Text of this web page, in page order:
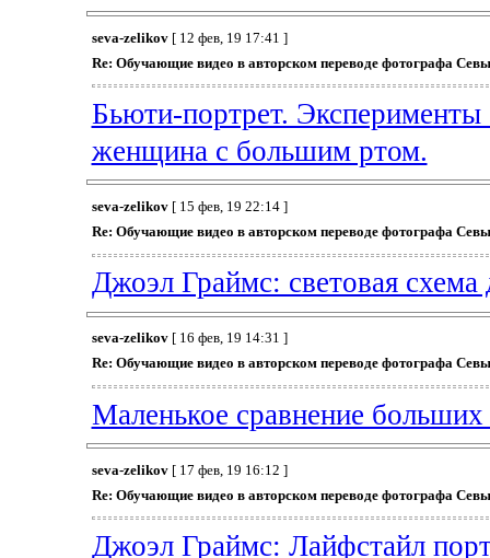
seva-zelikov[ 12 фев, 19 17:41 ]
Re: Обучающие видео в авторском переводе фотографа
Бьюти-портрет.
женщина с большим ртом.
seva-zelikov[ 15 фев, 19 22:14 ]
Re: Обучающие видео в авторском переводе фотографа
Джоэл Граймс: световая
seva-zelikov[ 16 фев, 19 14:31 ]
Re: Обучающие видео в авторском переводе фотографа
Маленькое сравнение больших
seva-zelikov[ 17 фев, 19 16:12 ]
Re: Обучающие видео в авторском переводе фотографа
Джоэл Граймс: Лайфстайл